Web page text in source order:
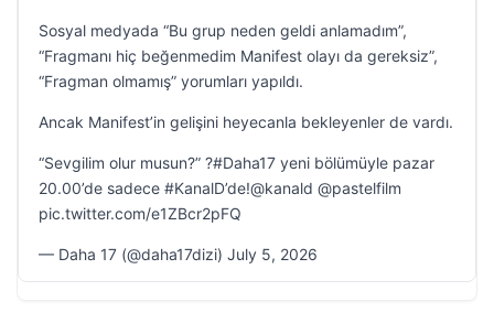
Sosyal medyada “Bu grup neden geldi anlamadım”,
“Fragmanı hiç beğenmedim Manifest olayı da gereksiz”,
“Fragman olmamış” yorumları yapıldı.
Ancak Manifest’in gelişini heyecanla bekleyenler de vardı.
“Sevgilim olur musun?” ?#Daha17 yeni bölümüyle pazar
20.00’de sadece #KanalD’de!@kanald @pastelfilm
pic.twitter.com/e1ZBcr2pFQ
— Daha 17 (@daha17dizi) July 5, 2026